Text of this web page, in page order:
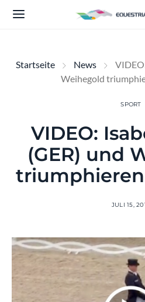
Startseite News
Weihegold
SPORT
VIDEO:
(GER) und
JULI 15,